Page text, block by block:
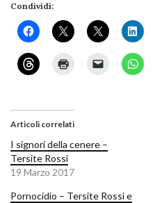
Condividi:
Articoli correlati
I signori della cenere –
Tersite Rossi
19 Marzo 2017
Pornocidio – Tersite Rossi e